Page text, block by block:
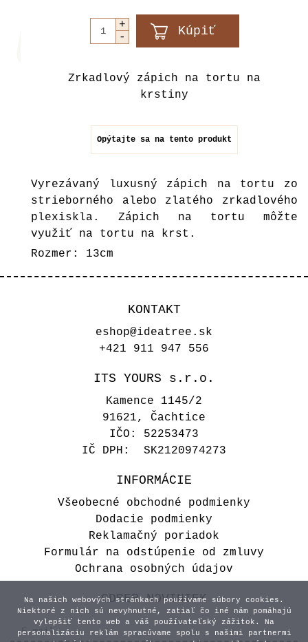
Zrkadlový zápich na tortu na
krstiny
Opýtajte sa na tento produkt
Vyrezávaný luxusný zápich na tortu zo
strieborného alebo zlatého zrkadlového
plexiskla. Zápich na tortu môžte
využiť na tortu na krst.
Rozmer: 13cm
KONTAKT
eshop@ideatree.sk
+421 911 947 556
ITS YOURS s.r.o.
Kamence 1145/2
91621, Čachtice
IČO: 52253473
IČ DPH: SK2120974273
INFORMÁCIE
Všeobecné obchodné podmienky
Dodacie podmienky
Reklamačný poriadok
Formulár na odstúpenie od zmluvy
Ochrana osobných údajov
ODBER NOVINIEK
Na našich webových stránkach používame súbory cookies.
Niektoré z nich sú nevyhnutné, zatiaľ čo iné nám pomáhajú
vylepšiť tento web a váš používateľský zážitok. Na
personalizáciu reklám spracúvame spolu s našimi partnermi